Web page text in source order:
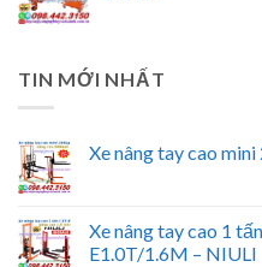
TIN MỚI NHẤT
Xe nâng tay cao
Xe nâng tay cao 1
E1.0T/1.6M – NIULI